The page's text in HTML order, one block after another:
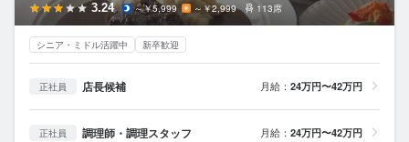
3.24 ～￥5,999 ～￥2,999 113席
シニア・ミドル活躍中 新卒歓迎
正社員 店長候補 月給： 24万円〜42万円
正社員 調理師・調理スタッフ 月給： 24万円〜42万円